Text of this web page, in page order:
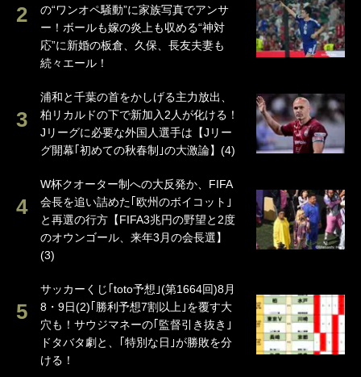
の“ワンオペ騒動”に家族写真でアンサ
ー！ボールも嫁の炎上も収める“神対
応”に新婚の板倉、久保、長友夫妻も
続々エール！
浦和と千葉の首をかしげる主力放出、
柏リカルドの下で新加入2人が化ける！
Jリーグに必要な外国人選手は【Jリー
グ開幕｢初めての秋春制｣の大激論】(4)
W杯クオーター制への大反発か、FIFA
会長を追い詰めた｢欧州のボイコット｣
と再選の行方【FIFA3兆円の野望と2度
のオウンゴール、来年3月の会長選】
(3)
サッカーくじ｢toto予想｣(第1664回)8月
8・9日(2)｢勝利予想7割以上｣を覆す大
穴も！サウジマネーの｢監督引き抜き｣
ドタバタ劇と、｢特別な日｣が勝敗を分
ける！